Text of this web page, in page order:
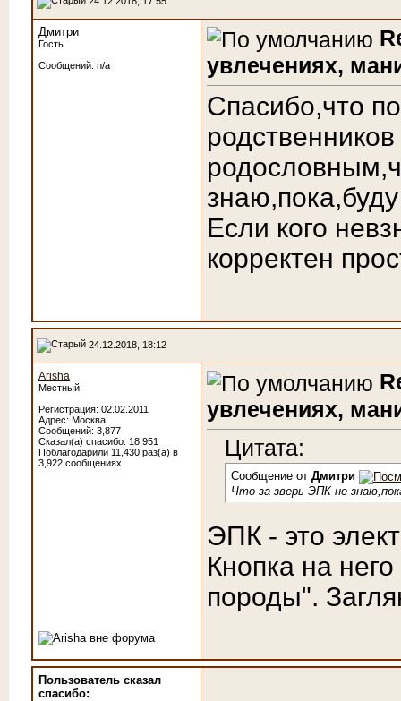
Дмитри
Гость
Сообщений: n/a
увлечениях,
Спасибо,что
Если кого
корректен
24.12.2018, 18:12
Arisha
Местный
Регистрация: 02.02.2011
Адрес: Москва
Сообщений: 3,877
Сказал(а) спасибо: 18,951
Поблагодарили 11,430 раз(а) в
3,922 сообщениях
увлечениях,
Цитата:
Сообщение от Дмитри
Что за зверь ЭПК не
ЭПК - это
Кнопка на
породы".
Пользователь сказал
cпасибо: